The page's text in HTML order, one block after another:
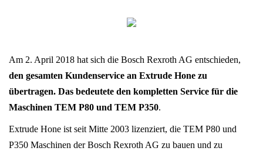
Am 2. April 2018 hat sich die Bosch Rexroth AG entschieden,
den gesamten Kundenservice an Extrude Hone zu
übertragen. Das bedeutete den kompletten Service für die
Maschinen TEM P80 und TEM P350.
Extrude Hone ist seit Mitte 2003 lizenziert, die TEM P80 und
P350 Maschinen der Bosch Rexroth AG zu bauen und zu